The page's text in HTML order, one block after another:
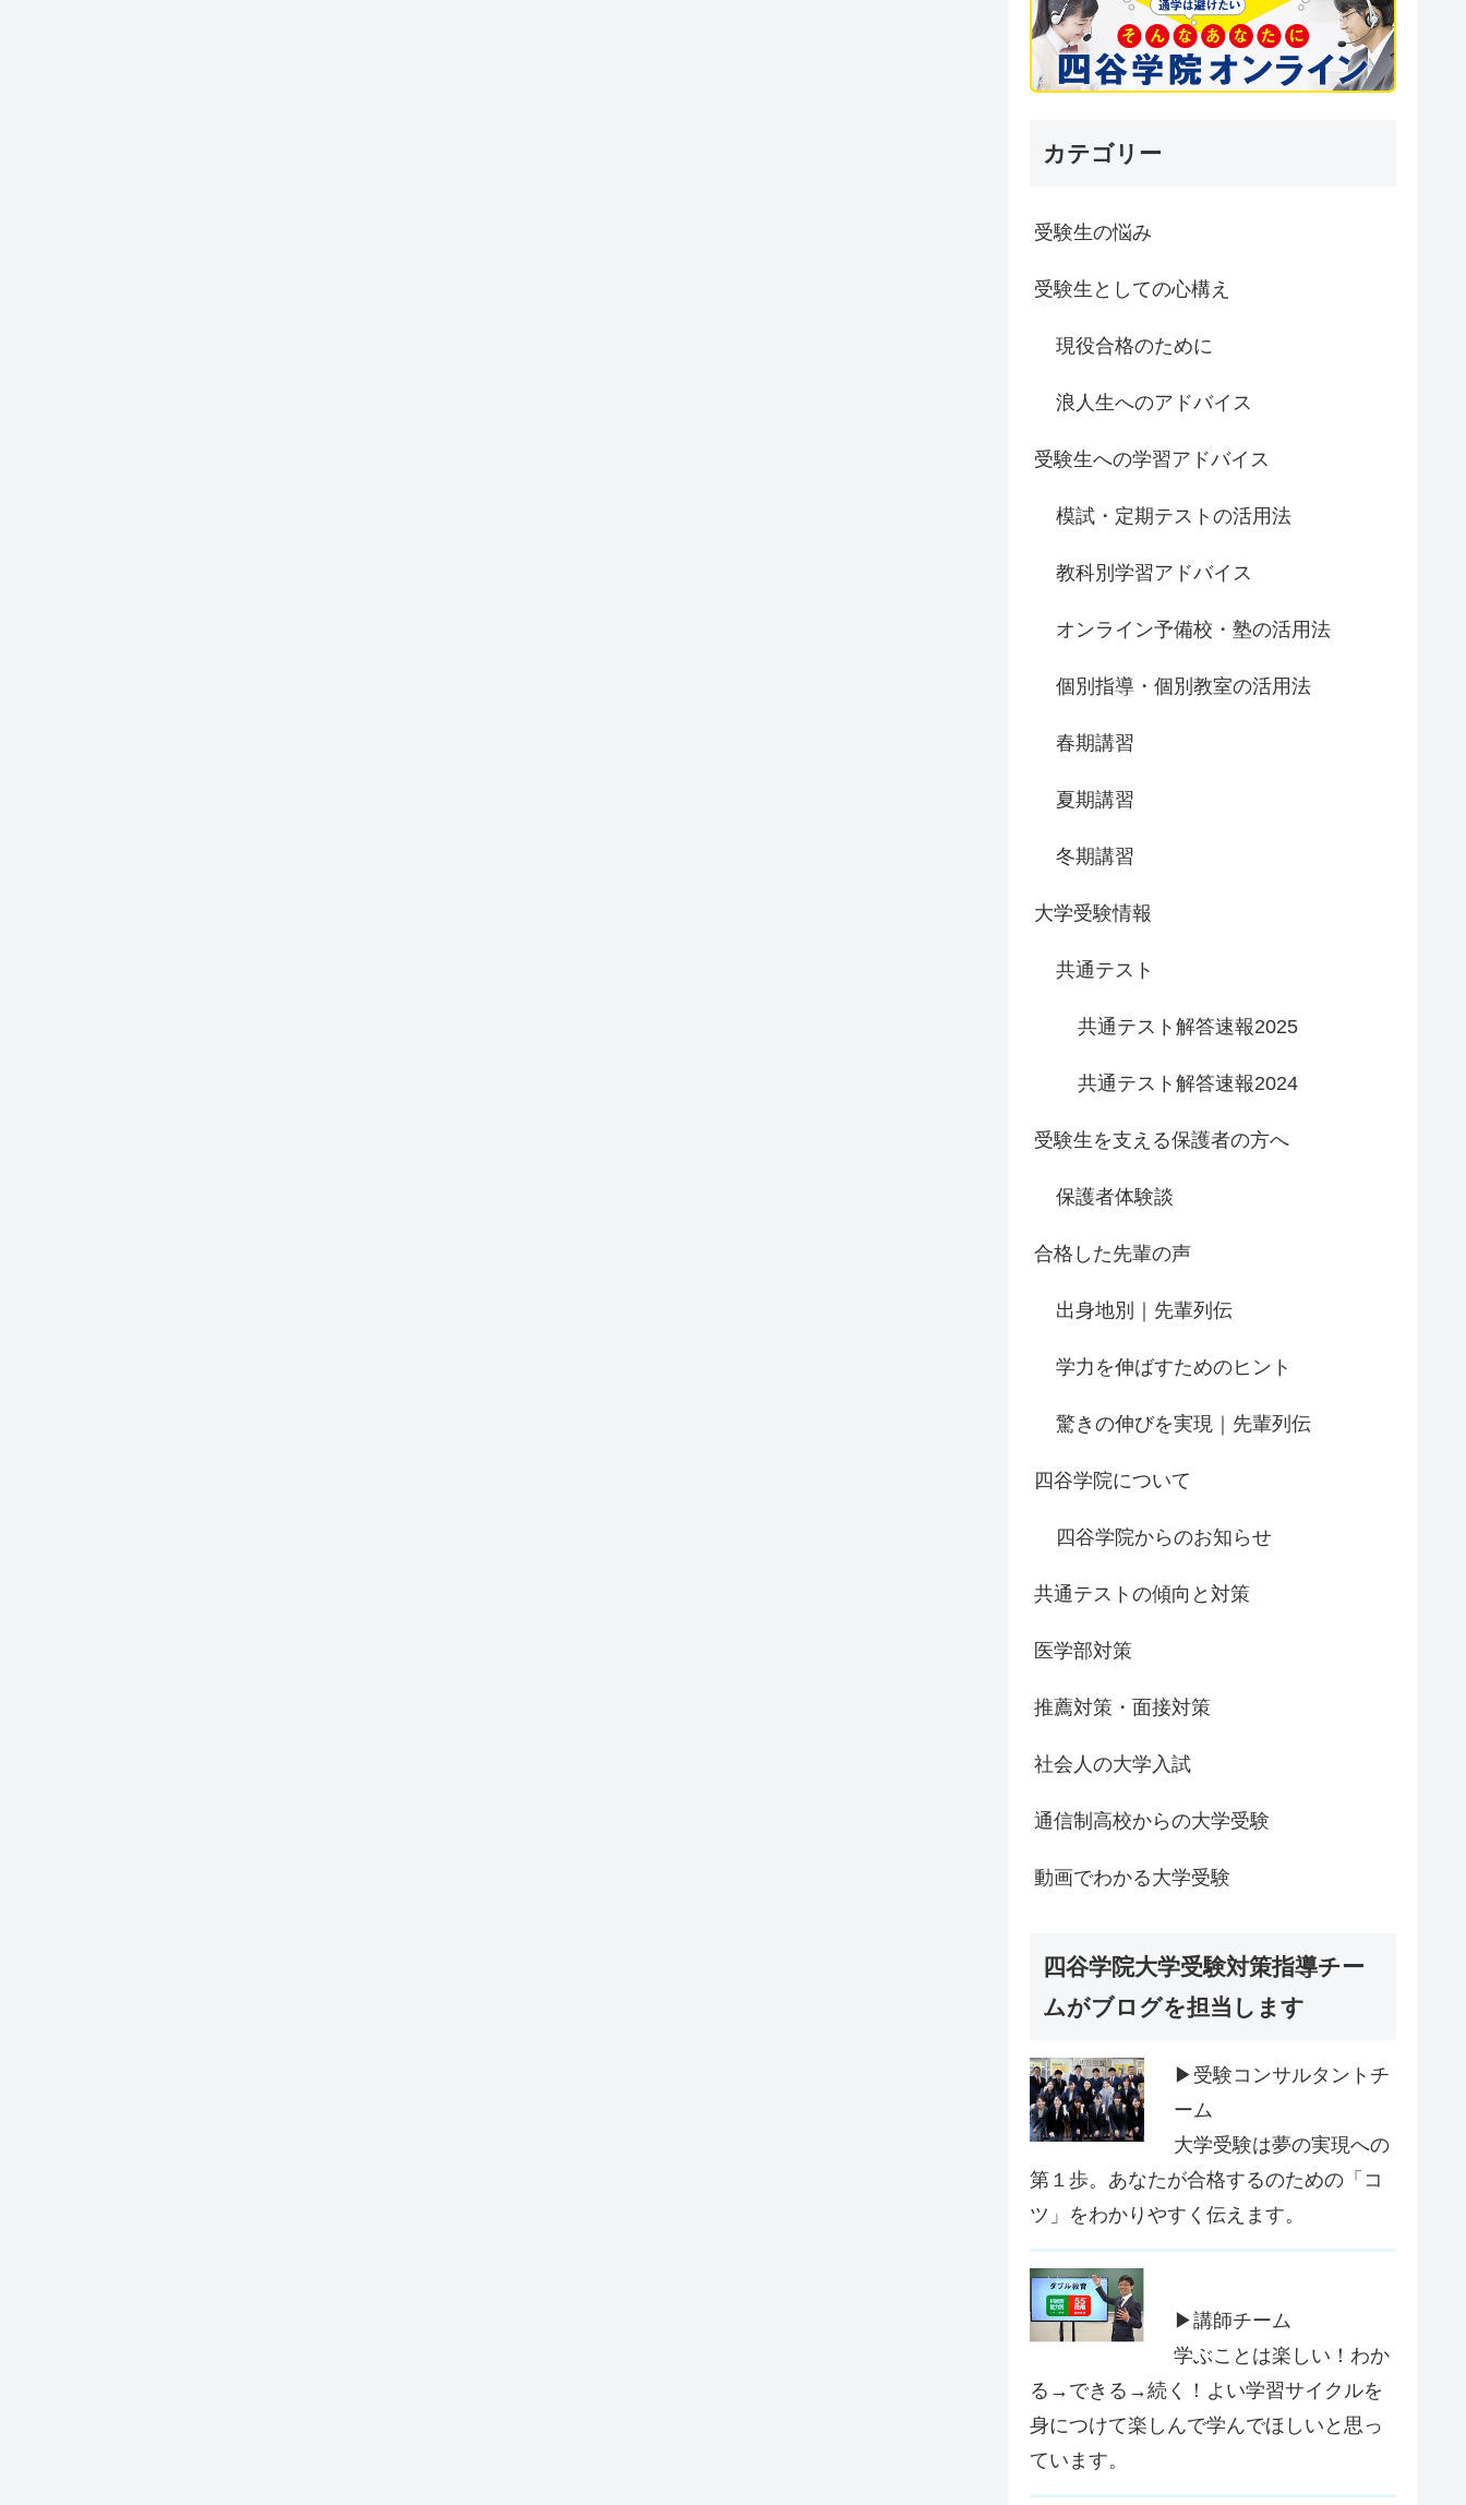
カテゴリー
受験生の悩み
受験生としての心構え
現役合格のために
浪人生へのアドバイス
受験生への学習アドバイス
模試・定期テストの活用法
教科別学習アドバイス
オンライン予備校・塾の活用法
個別指導・個別教室の活用法
春期講習
夏期講習
冬期講習
大学受験情報
共通テスト
共通テスト解答速報2025
共通テスト解答速報2024
受験生を支える保護者の方へ
保護者体験談
合格した先輩の声
出身地別｜先輩列伝
学力を伸ばすためのヒント
驚きの伸びを実現｜先輩列伝
四谷学院について
四谷学院からのお知らせ
共通テストの傾向と対策
医学部対策
推薦対策・面接対策
社会人の大学入試
通信制高校からの大学受験
動画でわかる大学受験
四谷学院大学受験対策指導チー
ムがブログを担当します
▶受験コンサルタントチ
ーム
大学受験は夢の実現への
第１歩。あなたが合格するのための「コ
ツ」をわかりやすく伝えます。
▶講師チーム
学ぶことは楽しい！わか
る→できる→続く！よい学習サイクルを
身につけて楽しんで学んでほしいと思っ
ています。